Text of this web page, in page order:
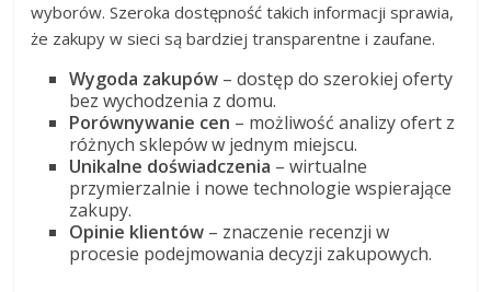
wyborów. Szeroka dostępność takich informacji sprawia,
że zakupy w sieci są bardziej transparentne i zaufane.
Wygoda zakupów – dostęp do szerokiej oferty
bez wychodzenia z domu.
Porównywanie cen – możliwość analizy ofert z
różnych sklepów w jednym miejscu.
Unikalne doświadczenia – wirtualne
przymierzalnie i nowe technologie wspierające
zakupy.
Opinie klientów – znaczenie recenzji w
procesie podejmowania decyzji zakupowych.